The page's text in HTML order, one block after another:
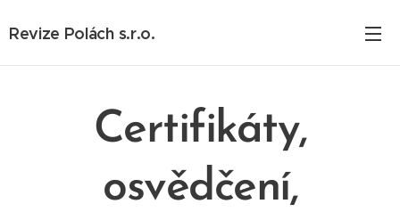
Revize Polách s.r.o.
Certifikáty,
osvědčení,